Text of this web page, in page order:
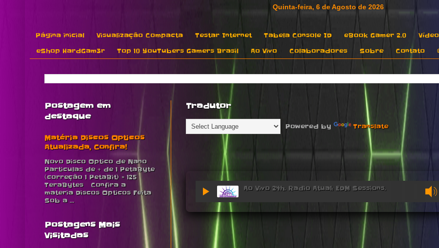
Página inicial Visualização Compacta Testar Internet Tabela Console ID eBook Gamer 2.0
eShop HardGam3r
Top 10 YouTubers Gamers Brasil Ao Vivo Colaboradores Sobre Contato
Tradutor
Powered by Translate
Ao Vivo 24h. Radio Atual: EDM Sessions.
Postagem em
destaque
Matéria Discos Opticos
Atualizada, Confira!
Novo Disco Optico de Nano
Particulas de + de 1 PetaByte
(correção 1 PetaBit) = 125
TeraBytes Confira a
materia Discos Opticos Feita
Sob a ...
Postagens Mais
Visitadas